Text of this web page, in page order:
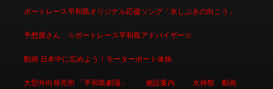
ボートレース平和島オリジナル応援ソング「水しぶきの向こう」
予想屋さん ☆ボートレース平和島アドバイザー☆
動画 日本中に広めよう！モーターボート体操
大型外向発売所 「平和島劇場」 施設案内 水神祭 動画